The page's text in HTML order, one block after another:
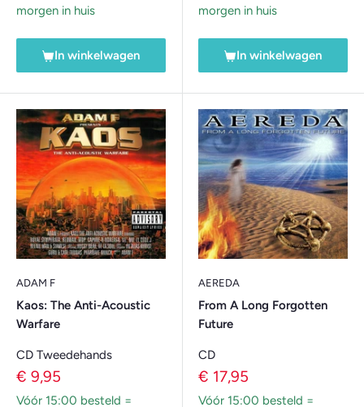
morgen in huis
In winkelwagen
morgen in huis
In winkelwagen
ADAM F
Kaos: The Anti-Acoustic
Warfare
CD Tweedehands
Verkoopprijs
€ 9,95
Vóór 15:00 besteld =
AEREDA
From A Long Forgotten
Future
CD
Verkoopprijs
€ 17,95
Vóór 15:00 besteld =